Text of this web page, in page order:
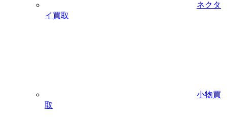
ネクタ
イ買取
小物買
取